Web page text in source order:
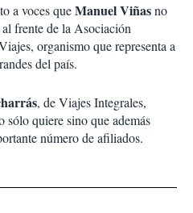
a voces queManuel Viñasno
frente de la Asociación
organismo que representa a
del país.
, de Viajes Integrales,
sólo quiere sino que además
número de afiliados.